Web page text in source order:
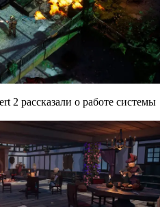
2 рассказали о работе системы